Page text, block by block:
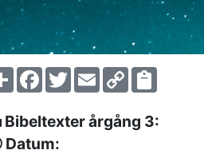
ShareFacebook
TwitterEmailCopy
Link
Bibeltexter årgång 3:
Datum: